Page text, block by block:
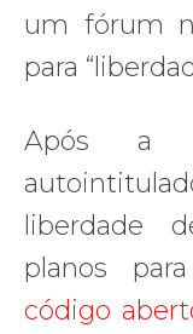
um fórum
para
Após a
liberdade
planos
código